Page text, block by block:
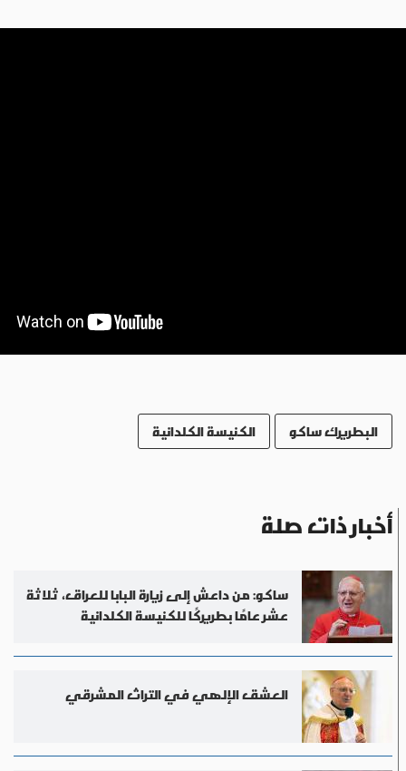
البطريرك ساكو الكنيسة الكلدانية
أخبار ذات صلة
ساكو: من داعش إلى زيارة البابا للعراق، ثلاثة
عشر عامًا بطريركًا للكنيسة الكلدانية
العشق الإلهي في التراث المشرقي